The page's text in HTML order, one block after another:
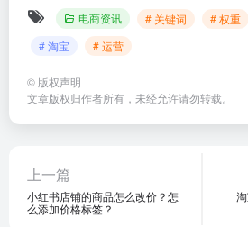
电商资讯 # 关键词 # 权重
# 淘宝
# 运营
© 版权声明
文章版权归作者所有，未经允许请勿转载。
上一篇
小红书店铺的商品怎么改价？怎
么添加价格标签？